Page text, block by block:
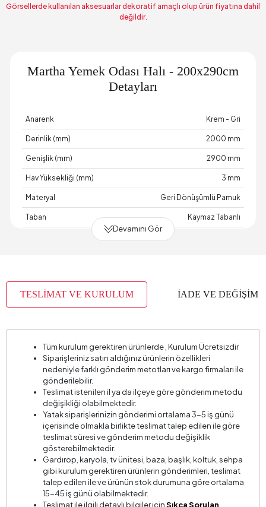
Görsellerde kullanılan aksesuarlar dekoratif amaçlı olup ürün fiyatına dahil
değildir.
Martha Yemek Odası Halı - 200x290cm
Detayları
Anarenk Krem - Gri
Derinlik (mm) 2000 mm
Genişlik (mm) 2900 mm
Hav Yüksekliği (mm) 3 mm
Materyal Geri Dönüşümlü Pamuk
Taban Kaymaz Tabanlı
Devamını Gör
TESLİMAT VE KURULUM İADE VE DEĞİŞİM
Tüm kurulum gerektiren ürünlerde , Kurulum Ücretsizdir
Siparişleriniz satın aldığınız ürünlerin özellikleri
nedeniyle farklı gönderim metotları ve kargo firmaları ile
gönderilebilir.
Teslimat istenilen il ya da ilçeye göre gönderim metodu
değişikliği olabilmektedir.
Yatak siparişlerinizin gönderimi ortalama 3-5 iş günü
içerisinde olmakla birlikte teslimat talep edilen ile göre
teslimat süresi ve gönderim metodu değişiklik
gösterebilmektedir.
Gardırop, karyola, tv ünitesi, baza, başlık, koltuk, sehpa
gibi kurulum gerektiren ürünlerin gönderimleri, teslimat
talep edilen ile ve ürünün stok durumuna göre ortalama
15-45 iş günü olabilmektedir.
Teslimat ile ilgili detaylı bilgiler içinSıkça Sorulan